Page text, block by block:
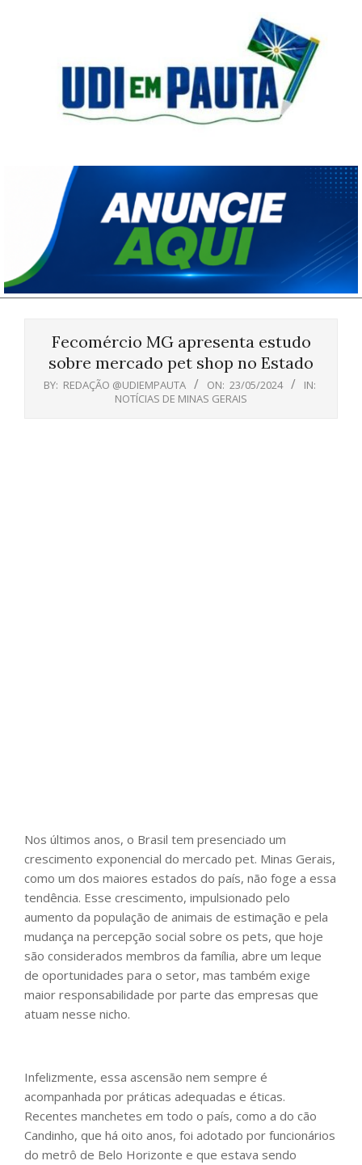
Pauta
Fecomércio MG apresenta estudo
sobre mercado pet shop no Estado
BY: REDAÇÃO @UDIEMPAUTA ON: 23/05/2024
IN:
NOTÍCIAS DE MINAS GERAIS
Nos últimos anos, o Brasil tem presenciado um
crescimento exponencial do mercado pet. Minas Gerais,
como um dos maiores estados do país, não foge a essa
tendência. Esse crescimento, impulsionado pelo
aumento da população de animais de estimação e pela
mudança na percepção social sobre os pets, que hoje
são considerados membros da família, abre um leque
de oportunidades para o setor, mas também exige
maior responsabilidade por parte das empresas que
atuam nesse nicho.
Infelizmente, essa ascensão nem sempre é
acompanhada por práticas adequadas e éticas.
Recentes manchetes em todo o país, como a do cão
Candinho, que há oito anos, foi adotado por funcionários
do metrô de Belo Horizonte e que estava sendo